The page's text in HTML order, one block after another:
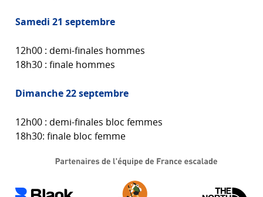
Samedi 21 septembre
12h00 : demi-finales hommes
18h30 : finale hommes
Dimanche 22 septembre
12h00 : demi-finales bloc femmes
18h30: finale bloc femme